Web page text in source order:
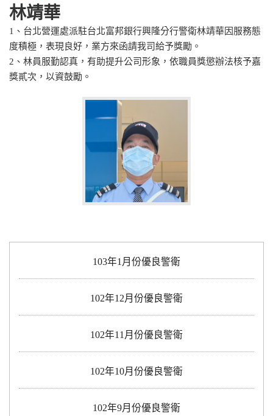
103年1月份優良警衛
102年12月份優良警衛
102年11月份優良警衛
102年10月份優良警衛
102年9月份優良警衛
林靖華
1、台北營運處派駐台北富邦銀行興隆分行警衛林靖華因服務態
度積極，表現良好，業方來函請我司給予獎勵。
2、林員服勤認真，有助提升公司形象，依職員獎懲辦法核予嘉
獎貳次，以資鼓勵。